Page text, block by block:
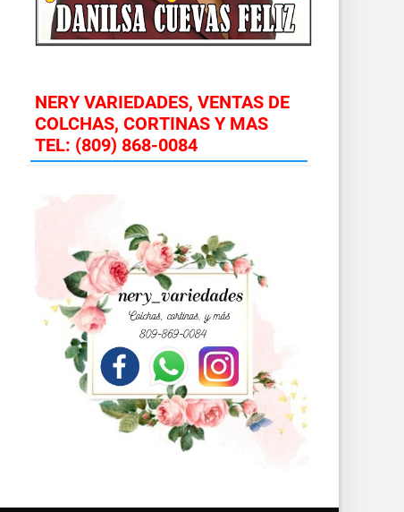
NERY VARIEDADES, VENTAS DE
COLCHAS, CORTINAS Y MAS
TEL: (809) 868-0084